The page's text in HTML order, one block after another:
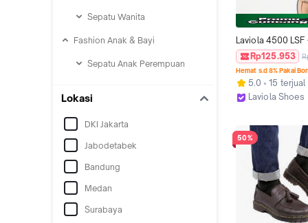
Sepatu Wanita
Fashion Anak & Bayi
Sepatu Anak Perempuan
Lokasi
DKI Jakarta
Jabodetabek
Bandung
Medan
Surabaya
Laviola 4500 LSF
Loafers Docmart
Wanita Apricot
Shoes Kerja
Rp125.953
Hemat s.d 8% Pakai
5.0
15 terjual
Laviola Shoes
50%